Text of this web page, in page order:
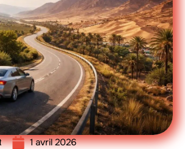
1 avril 2026